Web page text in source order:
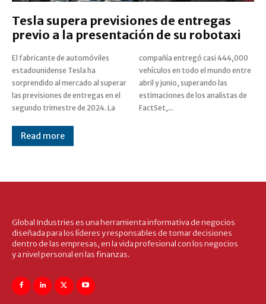
Tesla supera previsiones de entregas
previo a la presentación de su robotaxi
El fabricante de automóviles
estadounidense Tesla ha
sorprendido al mercado al superar
las previsiones de entregas en el
segundo trimestre de 2024. La
compañía entregó casi 444,000
vehículos en todo el mundo entre
abril y junio, superando las
estimaciones de los analistas de
FactSet,...
Read more
Global Industries es una herramienta informativa de negocios
diseñada para los líderes y responsables de tomar decisiones
dentro de las empresas, en la vida profesional con los negocios
y a nivel personal en las finanzas.